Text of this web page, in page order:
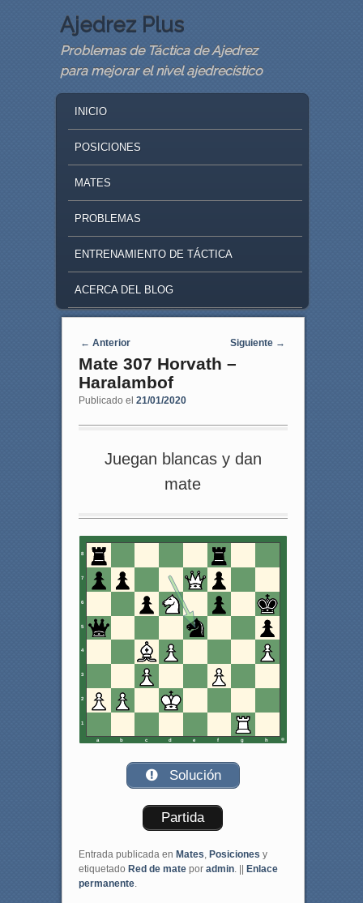
Ajedrez Plus
Problemas de Táctica de Ajedrez
para mejorar el nivel ajedrecístico
SKIP TO PRIMARY CONTENT
SKIP TO SECONDARY CONTENT
INICIO
POSICIONES
MATES
PROBLEMAS
ENTRENAMIENTO DE TÁCTICA
ACERCA DEL BLOG
Navegaci�n de entradas
← Anterior Siguiente →
Mate 307 Horvath –
Haralambof
Publicado el 21/01/2020
Juegan blancas y dan
mate
8
7
6
5
4
3
2
1
a b c d e f g h
Solución
Partida
Entrada publicada en Mates, Posiciones y
etiquetado Red de matepor admin. ||
Enlace
permanente.